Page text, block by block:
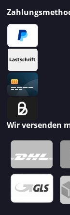
Wir versenden